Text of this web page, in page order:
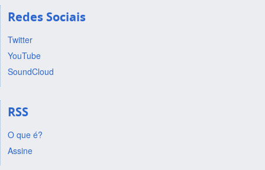
Redes Sociais
Twitter
YouTube
SoundCloud
RSS
O que é?
Assine